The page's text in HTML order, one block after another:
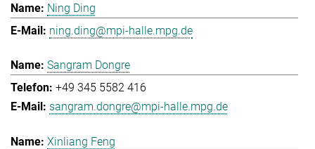
Ning Ding
ning.ding@mpi-halle.mpg.de
Sangram Dongre
+49 345 5582 416
sangram.dongre@mpi-halle.mpg.de
Xinliang Feng